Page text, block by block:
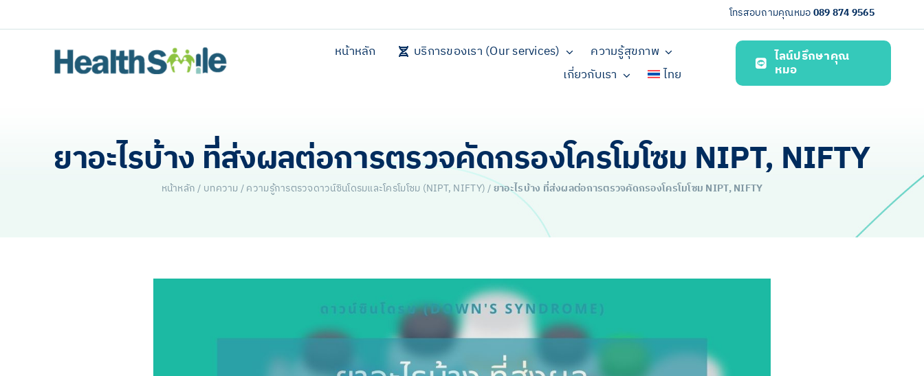
to
โทรสอบถามคุณหมอ089 874 9565
หน้าหลัก บริการของเรา (Our services)
ความรู้สุขภาพ
เกี่ยวกับเรา
ไทย
ไลน์ปรึกษาคุณ
หมอ
ยาอะไรบ้าง ที่ส่งผลต่อการตรวจคัดกรองโครโมโซม NIPT, NIFTY
หน้าหลัก/ บทความ/ความรู้การตรวจดาวน์ซินโดรมและโครโมโซม (NIPT, NIFTY)/ยาอะไรบ้าง ที่ส่งผลต่อการตรวจคัดกรองโครโมโซม NIPT, NIFTY